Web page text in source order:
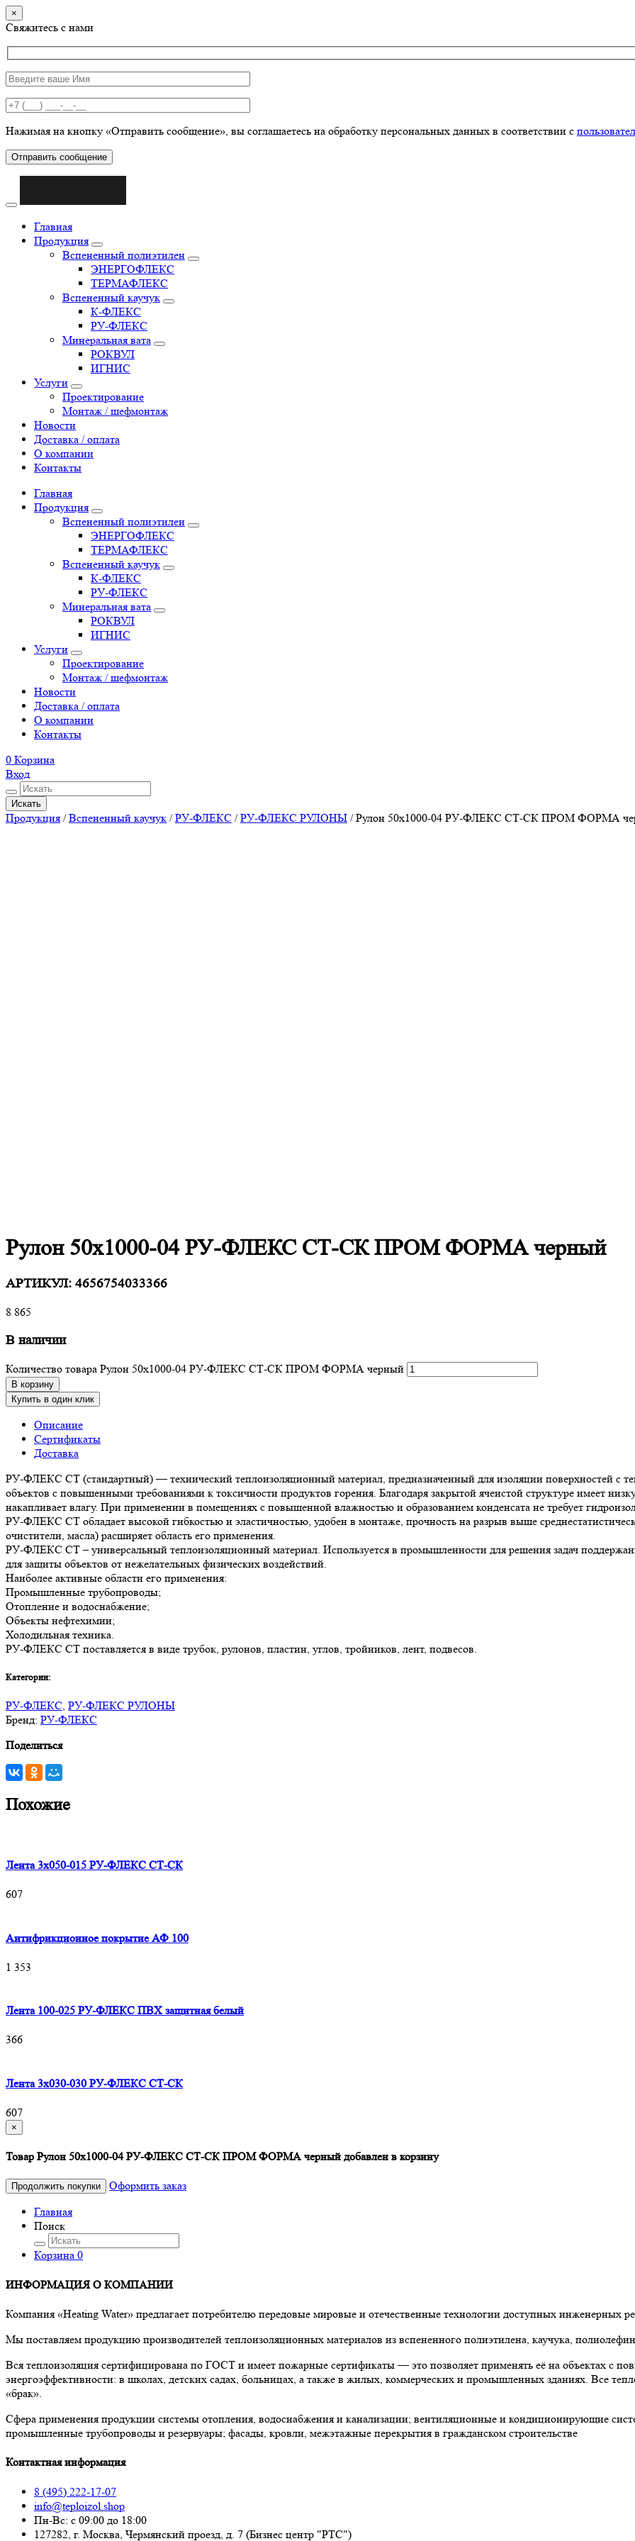
×
Свяжитесь с нами
Нажимая на кнопку «Отправить сообщение», вы соглашаетесь на обработку персональных данных в соответствии с
Отправить сообщение
Главная
Продукция
Вспененный полиэтилен
ЭНЕРГОФЛЕКС
ТЕРМАФЛЕКС
Вспененный каучук
К-ФЛЕКС
РУ-ФЛЕКС
Минеральная вата
РОКВУЛ
ИГНИС
Услуги
Проектирование
Монтаж / шефмонтаж
Новости
Доставка / оплата
О компании
Контакты
Главная
Продукция
Вспененный полиэтилен
ЭНЕРГОФЛЕКС
ТЕРМАФЛЕКС
Вспененный каучук
К-ФЛЕКС
РУ-ФЛЕКС
Минеральная вата
РОКВУЛ
ИГНИС
Услуги
Проектирование
Монтаж / шефмонтаж
Новости
Доставка / оплата
О компании
Контакты
0 Корзина
Вход
Искать
Продукция /Вспененный каучук /РУ-ФЛЕКС /РУ-ФЛЕКС РУЛОНЫ /Рулон 50х1000-04 РУ-ФЛЕКС СТ-СК ПРОМ ФОРМА
Рулон 50х1000-04 РУ-ФЛЕКС СТ-СК ПРОМ ФОРМА черный
АРТИКУЛ: 4656754033366
8 865
В наличии
Количество товара Рулон 50х1000-04 РУ-ФЛЕКС СТ-СК ПРОМ ФОРМА черный
В корзину
Купить в один клик
Описание
Сертификаты
Доставка
РУ-ФЛЕКС СТ (стандартный) — технический теплоизоляционный материал, предназначенный для изоляции поверхностей с
объектов с повышенными требованиями к токсичности продуктов горения. Благодаря закрытой ячеистой структуре имеет
накапливает влагу. При применении в помещениях с повышенной влажностью и образованием конденсата не требует
РУ-ФЛЕКС СТ обладает высокой гибкостью и эластичностью, удобен в монтаже, прочность на разрыв выше
очистители, масла) расширяет область его применения.
РУ-ФЛЕКС СТ – универсальный теплоизоляционный материал. Используется в промышленности для решения задач
для защиты объектов от нежелательных физических воздействий.
Наиболее активные области его применения:
Промышленные трубопроводы;
Отопление и водоснабжение;
Объекты нефтехимии;
Холодильная техника.
РУ-ФЛЕКС СТ поставляется в виде трубок, рулонов, пластин, углов, тройников, лент, подвесов.
Категории:
РУ-ФЛЕКС, РУ-ФЛЕКС РУЛОНЫ
Бренд: РУ-ФЛЕКС
Поделиться
Похожие
Лента 3х050-015 РУ-ФЛЕКС СТ-СК
607
Антифрикционное покрытие АФ 100
1 353
Лента 100-025 РУ-ФЛЕКС ПВХ защитная белый
366
Лента 3х030-030 РУ-ФЛЕКС СТ-СК
607
×
Товар Рулон 50х1000-04 РУ-ФЛЕКС СТ-СК ПРОМ ФОРМА черный добавлен в корзину
Продолжить покупки
Оформить заказ
Главная
Поиск
Корзина 0
ИНФОРМАЦИЯ О КОМПАНИИ
Компания «Heating Water» предлагает потребителю передовые мировые и отечественные технологии доступных инженерных
Мы поставляем продукцию производителей теплоизоляционных материалов из вспененного полиэтилена, каучука,
Вся теплоизоляция сертифицирована по ГОСТ и имеет пожарные сертификаты — это позволяет применять её на объектах с
энергоэффективности: в школах, детских садах, больницах, а также в жилых, коммерческих и промышленных зданиях. Все
«брак».
Сфера применения продукции системы отопления, водоснабжения и канализации; вентиляционные и кондиционирующие
промышленные трубопроводы и резервуары; фасады, кровли, межэтажные перекрытия в гражданском строительстве
Контактная информация
8 (495) 222-17-07
info@teploizol.shop
Пн-Вс: с 09:00 до 18:00
127282, г. Москва, Чермянский проезд, д. 7 (Бизнес центр "РТС")